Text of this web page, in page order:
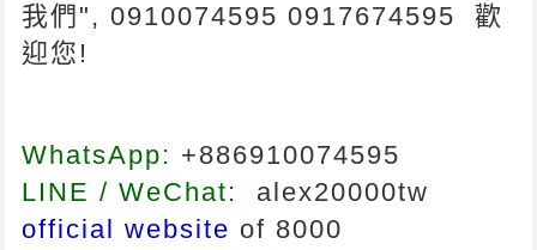
我們", 0910074595 0917674595 歡
迎您!
WhatsApp: +886910074595
LINE / WeChat:
alex20000tw
official website of 8000